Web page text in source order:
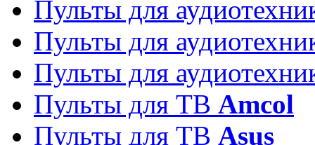
Пульты для
Пульты для
Пульты для
Пульты для ТВ Amcol
Пульты для ТВ Asus